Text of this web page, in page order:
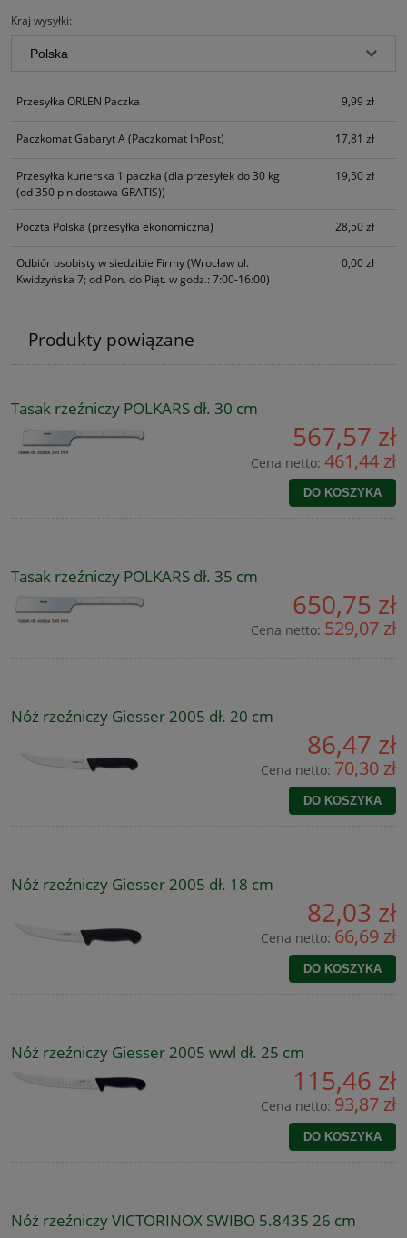
Kraj wysyłki:
Przesyłka ORLEN Paczka 9,99 zł
Paczkomat Gabaryt A(Paczkomat InPost) 17,81 zł
Przesyłka kurierska 1 paczka (dla przesyłek do 30 kg
(od 350 pln dostawa GRATIS))
19,50 zł
Poczta Polska (przesyłka ekonomiczna) 28,50 zł
Odbiór osobisty w siedzibie Firmy(Wrocław ul.
Kwidzyńska 7; od Pon. do Piąt. w godz.: 7:00-16:00)
0,00 zł
Produkty powiązane
Tasak rzeźniczy POLKARS dł. 30 cm
567,57 zł
Cena netto: 461,44 zł
DO KOSZYKA
Tasak rzeźniczy POLKARS dł. 35 cm
650,75 zł
Cena netto: 529,07 zł
Nóż rzeźniczy Giesser 2005 dł. 20 cm
86,47 zł
Cena netto: 70,30 zł
DO KOSZYKA
Nóż rzeźniczy Giesser 2005 dł. 18 cm
82,03 zł
Cena netto: 66,69 zł
DO KOSZYKA
Nóż rzeźniczy Giesser 2005 wwl dł. 25 cm
115,46 zł
Cena netto: 93,87 zł
DO KOSZYKA
Nóż rzeźniczy VICTORINOX SWIBO 5.8435 26 cm